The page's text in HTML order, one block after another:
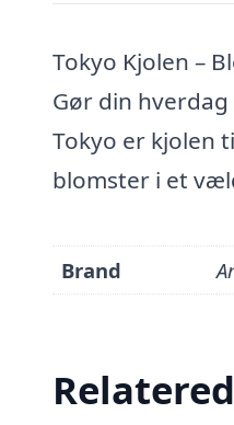
Tokyo Kjolen –
Gør din
Tokyo er kjolen
blomster i et
Brand